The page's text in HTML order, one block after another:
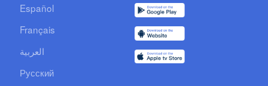
Español
Français
العربية
Русский